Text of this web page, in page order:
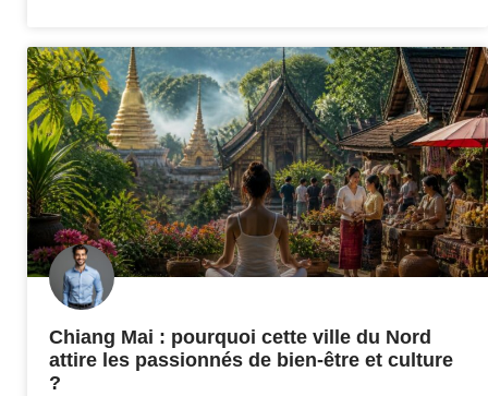
Chiang Mai : pourquoi cette ville du Nord
attire les passionnés de bien-être et culture
?